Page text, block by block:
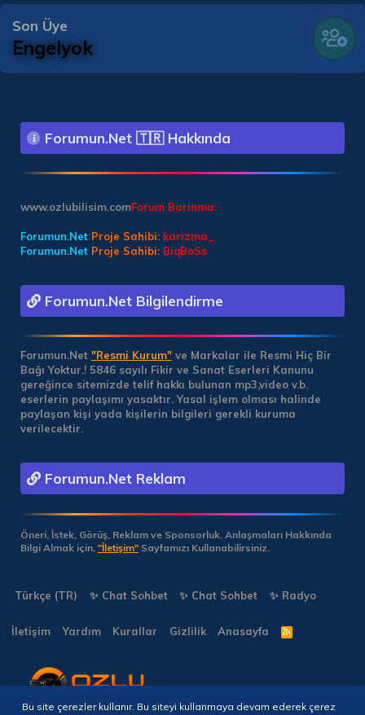
Son Üye
Engelyok
Forumun.Net 🇹🇷 Hakkında
Forum Barinma:
www.ozlubilisim.com
Forumun.Net Proje Sahibi: karizma_
Forumun.Net Proje Sahibi: BiqBoSs
Forumun.Net Bilgilendirme
Forumun.Net "Resmi Kurum" ve Markalar ile Resmi Hiç Bir
Bağı Yoktur.! 5846 sayılı Fikir ve Sanat Eserleri Kanunu
gereğince sitemizde telif hakkı bulunan mp3,video v.b.
eserlerin paylaşımı yasaktır. Yasal işlem olması halinde
paylaşan kişi yada kişilerin bilgileri gerekli kuruma
verilecektir.
Forumun.Net Reklam
Öneri, İstek, Görüş, Reklam ve Sponsorluk, Anlaşmaları Hakkında
Bilgi Almak için, "İletişim" Sayfamızı Kullanabilirsiniz.
Türkçe (TR) ✨ Chat Sohbet ✨ Chat Sohbet ✨ Radyo
İletişim Yardım Kurallar Gizlilik Anasayfa
R
S
Bu site çerezler kullanır. Bu siteyi kullanmaya devam ederek çerez